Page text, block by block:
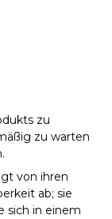
zu
zu warten
von ihren
ab; sie
sich in einem